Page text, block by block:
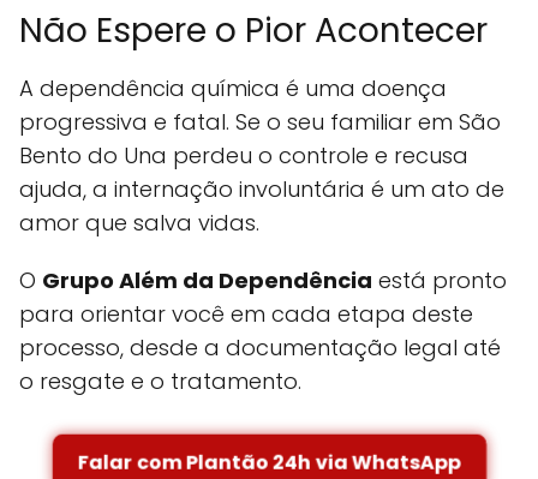
Não Espere o Pior Acontecer
A dependência química é uma doença
progressiva e fatal. Se o seu familiar em São
Bento do Una perdeu o controle e recusa
ajuda, a internação involuntária é um ato de
amor que salva vidas.
O Grupo Além da Dependência está pronto
para orientar você em cada etapa deste
processo, desde a documentação legal até
o resgate e o tratamento.
Falar com Plantão 24h via WhatsApp